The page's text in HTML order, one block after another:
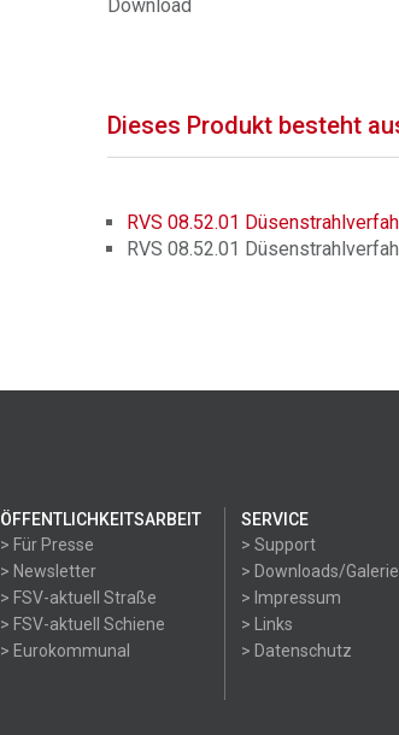
Download
Dieses Produkt besteht
RVS 08.52.01
RVS 08.52.01
ÖFFENTLICHKEITSARBEIT
> Für Presse
> Newsletter
> FSV-aktuell Straße
> FSV-aktuell Schiene
> Eurokommunal
SERVICE
> Support
> Downloads/Galerie
> Impressum
> Links
> Datenschutz